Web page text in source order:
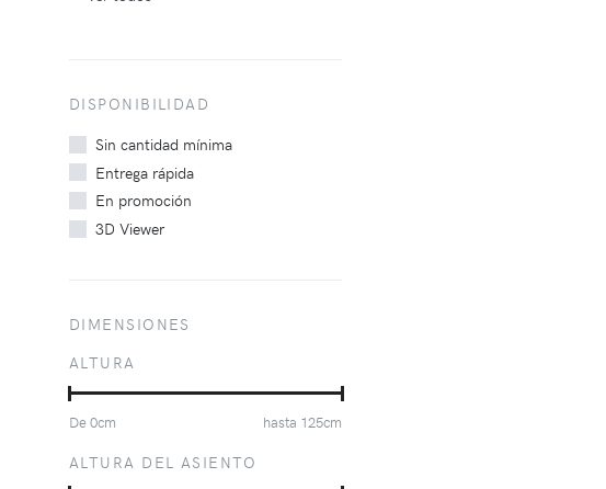
DISPONIBILIDAD
Sin cantidad mínima
Entrega rápida
En promoción
3D Viewer
DIMENSIONES
ALTURA
De0cm hasta 125cm
ALTURA DEL ASIENTO